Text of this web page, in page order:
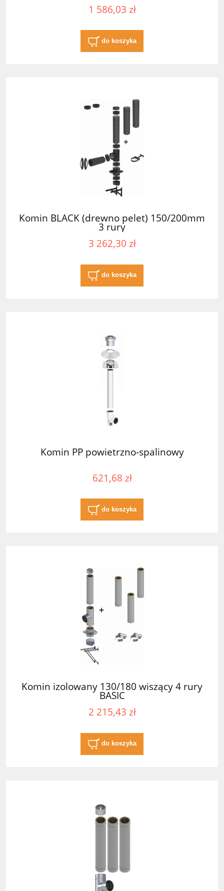
1 586,03 zł
do koszyka
Komin BLACK (drewno pelet) 150/200mm
3 rury
3 262,30 zł
do koszyka
Komin PP powietrzno-spalinowy
621,68 zł
do koszyka
Komin izolowany 130/180 wiszący 4 rury
BASIC
2 215,43 zł
do koszyka